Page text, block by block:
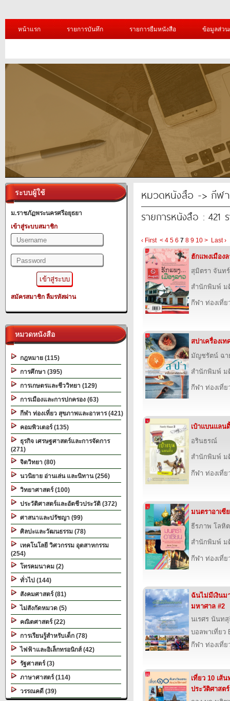
หน้าแรก รายการบันทึก รายการยืมหนังสือ ข้อมูลส่ว
ระบบผู้ใช้
ม.ราชภัฏพระนครศรีอยุธยา
เข้าสู่ระบบสมาชิก
สมัครสมาชิก ลืมรหัสผ่าน
หมวดหนังสือ
กฎหมาย (115)
การศึกษา (395)
การเกษตรและชีววิทยา (129)
การเมืองและการปกครอง (63)
กีฬา ท่องเที่ยว สุขภาพและอาหาร (421)
คอมพิวเตอร์ (135)
ธุรกิจ เศรษฐศาสตร์และการจัดการ
(271)
จิตวิทยา (80)
นวนิยาย อ่านเล่น และนิทาน (256)
วิทยาศาสตร์ (100)
ประวัติศาสตร์และอัตชีวประวัติ (372)
ศาสนาและปรัชญา (99)
ศิลปะและวัฒนธรรม (78)
เทคโนโลยี วิศวกรรม อุตสาหกรรม
(254)
โทรคมนาคม (2)
ทั่วไป (144)
สังคมศาสตร์ (81)
ไม่สังกัดหมวด (5)
คณิตศาสตร์ (22)
การเรียนรู้สำหรับเด็ก (78)
ไฟฟ้าและอิเล็กทรอนิกส์ (42)
รัฐศาสตร์ (3)
ภาษาศาสตร์ (114)
วรรณคดี (39)
หมวดหนังสือ -> กีฬา
รายการหนังสือ : 421
‹ First < 4 5 6 7 8 9 10 > Last ›
ฮักแพงเมืองล
สุมิตรา จันทร์
สำนักพิมพ์ ม
กีฬา ท่องเที่
สปาเครื่องเ
มัญชรัตน์ ฉ
สำนักพิมพ์ ม
กีฬา ท่องเที่
เป๋าแบนแลน
อรินธรณ์
สำนักพิมพ์ ม
กีฬา ท่องเที่
มนตราอาเซี
ธีรภาพ โลหิ
สำนักพิมพ์ ม
กีฬา ท่องเที่
ฉันไม่มีเงิน
มหาศาล #2
นเรศร นันทสุ
บอลพาเที่ยว
กีฬา ท่องเที่
เที่ยว 10 เส้
ประวัติศาสตร์